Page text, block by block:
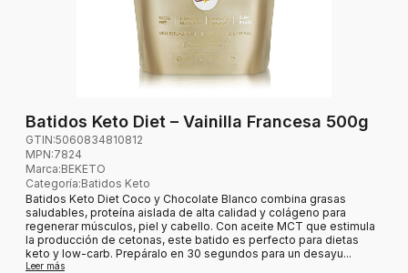
Batidos Keto Diet – Vainilla Francesa 500g
GTIN:5060834810812
MPN:7824
Marca:BEKETO
Categoría:Batidos Keto
Batidos Keto Diet Coco y Chocolate Blanco combina grasas
saludables, proteína aislada de alta calidad y colágeno para
regenerar músculos, piel y cabello. Con aceite MCT que estimula
la producción de cetonas, este batido es perfecto para dietas
keto y low-carb. Prepáralo en 30 segundos para un desayu...
Leer más